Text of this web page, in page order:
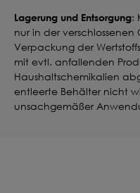
Lagerung und Entsorgung:
nur in der
Verpackung der
mit evtl. anfallenden
Haushaltschemikalien
entleerte Behälter nicht
unsachgemäßer